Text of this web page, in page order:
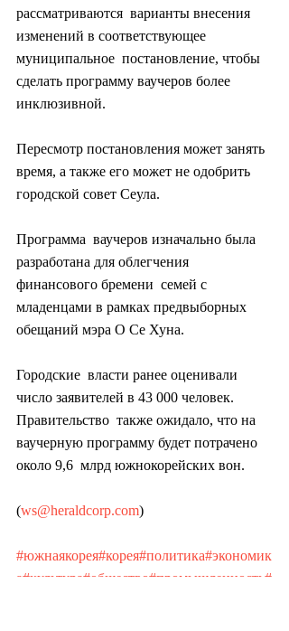
рассматриваются  варианты внесения
изменений в соответствующее
муниципальное  постановление, чтобы
сделать программу ваучеров более
инклюзивной.
Пересмотр постановления может занять
время, а также его может не одобрить
городской совет Сеула.
Программа  ваучеров изначально была
разработана для облегчения
финансового бремени  семей с
младенцами в рамках предвыборных
обещаний мэра О Се Хуна.
Городские  власти ранее оценивали
число заявителей в 43 000 человек.
Правительство  также ожидало, что на
ваучерную программу будет потрачено
около 9,6  млрд южнокорейских вон.
(ws@heraldcorp.com)
#южнаякорея#корея#политика#экономик
а#культура#общество#промышленность#